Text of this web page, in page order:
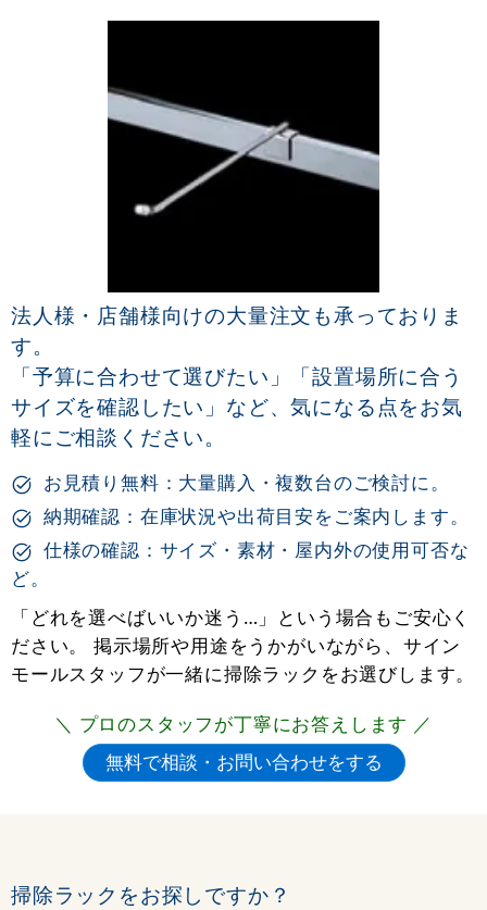
法人様・店舗様向けの大量注文も承っておりま
す。
「予算に合わせて選びたい」「設置場所に合う
サイズを確認したい」など、気になる点をお気
軽にご相談ください。
お見積り無料：大量購入・複数台のご検討に。
納期確認：在庫状況や出荷目安をご案内します。
仕様の確認：サイズ・素材・屋内外の使用可否な
ど。
「どれを選べばいいか迷う…」という場合もご安心く
ださい。 掲示場所や用途をうかがいながら、サイン
モールスタッフが一緒に掃除ラックをお選びします。
＼ プロのスタッフが丁寧にお答えします ／
掃除ラックをお探しですか？